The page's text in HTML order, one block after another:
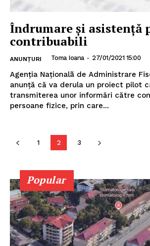
Îndrumare şi asistenţă
contribuabili
ANUNȚURI Toma Ioana - 27/01/2021 15:00
Agenţia Naţionalã de Administrare
anunţă că va derula un proiect pilot
transmiterea unor informări către
persoane fizice, prin care...
1 2 3
Popular